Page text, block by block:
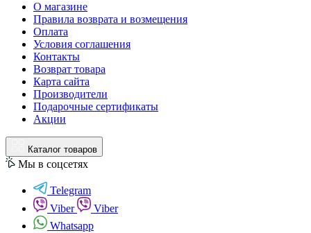
О магазине
Правила возврата и возмещения
Оплата
Условия соглашения
Контакты
Возврат товара
Карта сайта
Производители
Подарочные сертификаты
Акции
Каталог товаров
Мы в соцсетях
Telegram
Viber
Viber
Whatsapp